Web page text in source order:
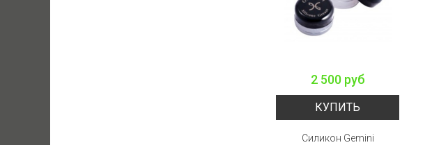
2 500 руб
КУПИТЬ
Силикон Gemini